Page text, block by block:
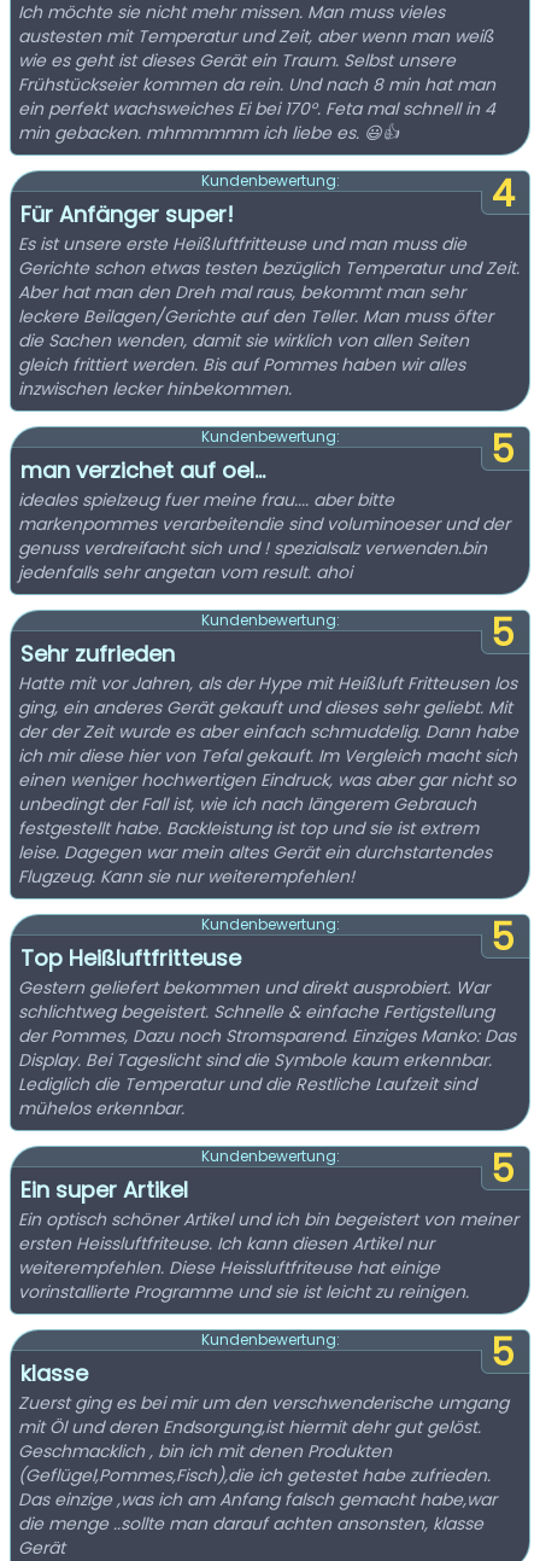
Ich möchte sie nicht mehr missen. Man muss vieles
austesten mit Temperatur und Zeit, aber wenn man weiß
wie es geht ist dieses Gerät ein Traum. Selbst unsere
Frühstückseier kommen da rein. Und nach 8 min hat man
ein perfekt wachsweiches Ei bei 170°. Feta mal schnell in 4
min gebacken. mhmmmmm ich liebe es. 😃👍
4
Kundenbewertung:
Für Anfänger super!
Es ist unsere erste Heißluftfritteuse und man muss die
Gerichte schon etwas testen bezüglich Temperatur und Zeit.
Aber hat man den Dreh mal raus, bekommt man sehr
leckere Beilagen/Gerichte auf den Teller. Man muss öfter
die Sachen wenden, damit sie wirklich von allen Seiten
gleich frittiert werden. Bis auf Pommes haben wir alles
inzwischen lecker hinbekommen.
5
Kundenbewertung:
man verzichet auf oel...
ideales spielzeug fuer meine frau.... aber bitte
markenpommes verarbeitendie sind voluminoeser und der
genuss verdreifacht sich und ! spezialsalz verwenden.bin
jedenfalls sehr angetan vom result. ahoi
5
Kundenbewertung:
Sehr zufrieden
Hatte mit vor Jahren, als der Hype mit Heißluft Fritteusen los
ging, ein anderes Gerät gekauft und dieses sehr geliebt. Mit
der der Zeit wurde es aber einfach schmuddelig. Dann habe
ich mir diese hier von Tefal gekauft. Im Vergleich macht sich
einen weniger hochwertigen Eindruck, was aber gar nicht so
unbedingt der Fall ist, wie ich nach längerem Gebrauch
festgestellt habe. Backleistung ist top und sie ist extrem
leise. Dagegen war mein altes Gerät ein durchstartendes
Flugzeug. Kann sie nur weiterempfehlen!
5
Kundenbewertung:
Top Heißluftfritteuse
Gestern geliefert bekommen und direkt ausprobiert. War
schlichtweg begeistert. Schnelle & einfache Fertigstellung
der Pommes, Dazu noch Stromsparend. Einziges Manko: Das
Display. Bei Tageslicht sind die Symbole kaum erkennbar.
Lediglich die Temperatur und die Restliche Laufzeit sind
mühelos erkennbar.
5
Kundenbewertung:
Ein super Artikel
Ein optisch schöner Artikel und ich bin begeistert von meiner
ersten Heissluftfriteuse. Ich kann diesen Artikel nur
weiterempfehlen. Diese Heissluftfriteuse hat einige
vorinstallierte Programme und sie ist leicht zu reinigen.
5
Kundenbewertung:
klasse
Zuerst ging es bei mir um den verschwenderische umgang
mit Öl und deren Endsorgung,ist hiermit dehr gut gelöst.
Geschmacklich , bin ich mit denen Produkten
(Geflügel,Pommes,Fisch),die ich getestet habe zufrieden.
Das einzige ,was ich am Anfang falsch gemacht habe,war
die menge ..sollte man darauf achten ansonsten, klasse
Gerät